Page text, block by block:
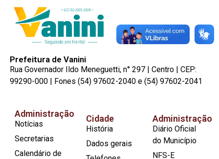
Prefeitura de Vanini
Rua Governador Ildo Meneguetti, n° 297 | Centro | CEP:
99290-000 | Fones (54) 97602-2040 e (54) 97602-2041
Administração
Notícias
Secretarias
Calendário de
Cidade
História
Dados gerais
Administração
Diário Oficial
do Município
NFS-E